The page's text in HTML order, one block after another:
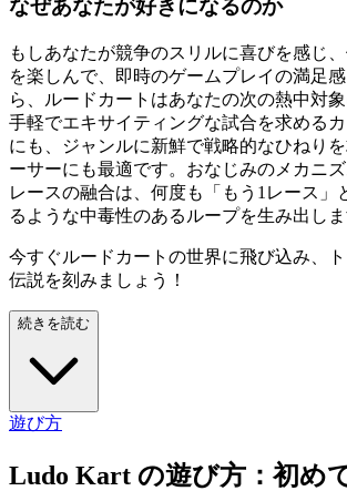
なぜあなたが好きになるのか
もしあなたが競争のスリルに喜びを感じ
を楽しんで、即時のゲームプレイの満足
ら、ルードカートはあなたの次の熱中対象
手軽でエキサイティングな試合を求める
にも、ジャンルに新鮮で戦略的なひねり
ーサーにも最適です。おなじみのメカニ
レースの融合は、何度も「もう1レース」
るような中毒性のあるループを生み出しま
今すぐルードカートの世界に飛び込み、
伝説を刻みましょう！
続きを読む
遊び方
Ludo Kart の遊び方：初め